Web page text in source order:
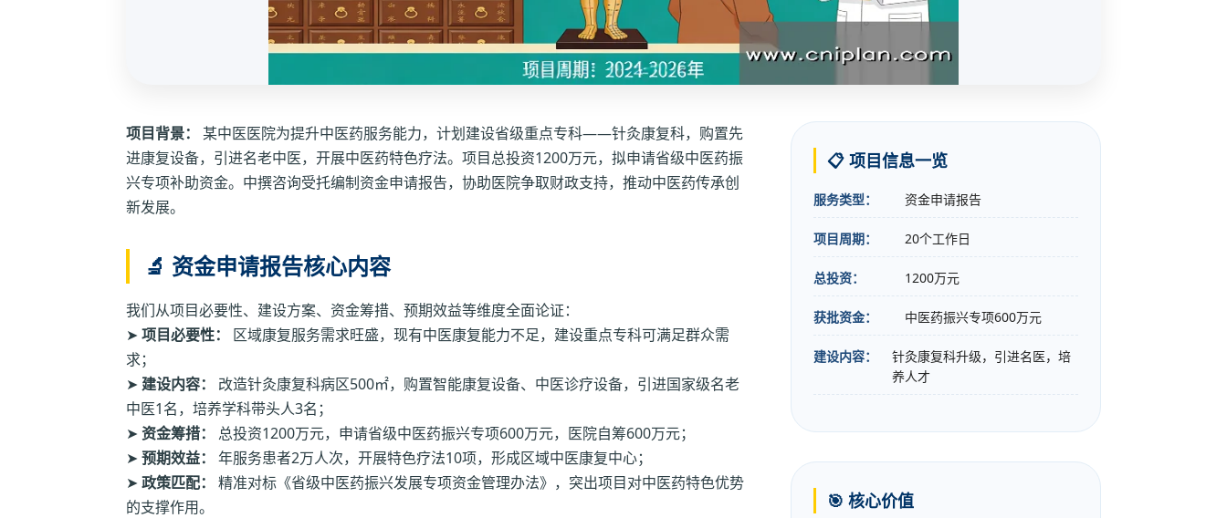
项目背景：
某中医医院为提升中医药服务能力，计划建设省级重点专科——针灸康复科，购置先
进康复设备，引进名老中医，开展中医药特色疗法。项目总投资1200万元，拟申请省级中医药振
兴专项补助资金。中撰咨询受托编制资金申请报告，协助医院争取财政支持，推动中医药传承创
新发展。
🔬 资金申请报告核心内容
我们从项目必要性、建设方案、资金筹措、预期效益等维度全面论证：
➤ 项目必要性：
区域康复服务需求旺盛，现有中医康复能力不足，建设重点专科可满足群众需
求；
➤ 建设内容：
改造针灸康复科病区500㎡，购置智能康复设备、中医诊疗设备，引进国家级名老
中医1名，培养学科带头人3名；
➤ 资金筹措：
总投资1200万元，申请省级中医药振兴专项600万元，医院自筹600万元；
➤ 预期效益：
年服务患者2万人次，开展特色疗法10项，形成区域中医康复中心；
➤ 政策匹配：
精准对标《省级中医药振兴发展专项资金管理办法》，突出项目对中医药特色优势
的支撑作用。
📋 项目信息一览
服务类型： 资金申请报告
项目周期： 20个工作日
总投资： 1200万元
获批资金： 中医药振兴专项600万元
建设内容：
针灸康复科升级，引进名医，培
养人才
🎯 核心价值